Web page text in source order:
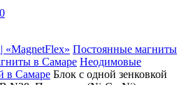
«MagnetFlex» Постоянные магниты
в Самаре Неодимовые
в Самаре Блок с одной зенковкой